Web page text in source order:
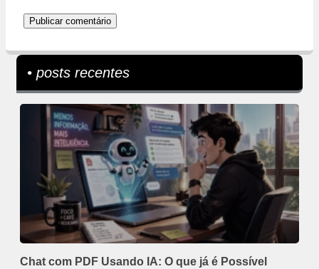
• posts recentes
Chat com PDF Usando IA: O que já é Possível